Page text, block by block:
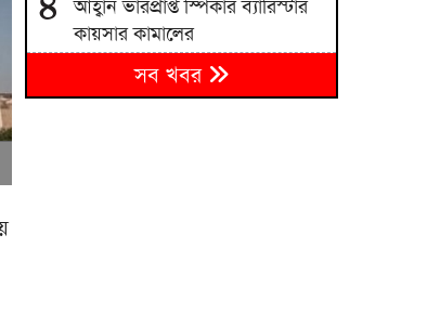
আহ্বান ভারপ্রাপ্ত স্পিকার ব্যারিস্টার
কায়সার কামালের
৫
সাকিবের মাগুরার বাড়িতে হামলা ও
ভাঙচুর
সব খবর